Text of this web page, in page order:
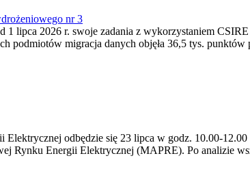
nr 3
lipca 2026 r. swoje zadania z wykorzystaniem
migracja danych objęła 36,5 tys.
odbędzie się 23 lipca w godz. 10.00-
Rynku Energii Elektrycznej (MAPRE). Po analizie